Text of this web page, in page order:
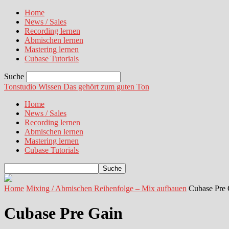
Home
News / Sales
Recording lernen
Abmischen lernen
Mastering lernen
Cubase Tutorials
Suche
Tonstudio Wissen Das gehört zum guten Ton
Home
News / Sales
Recording lernen
Abmischen lernen
Mastering lernen
Cubase Tutorials
Home Mixing / Abmischen Reihenfolge – Mix aufbauen Cubase Pre
Cubase Pre Gain